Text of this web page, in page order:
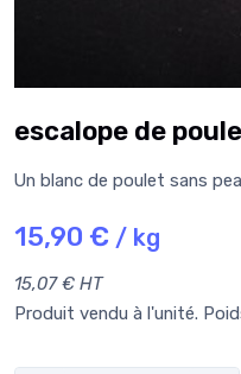
escalope de
Un blanc de poulet sans
15,90 € / kg
15,07 € HT
Produit vendu à l'unité.